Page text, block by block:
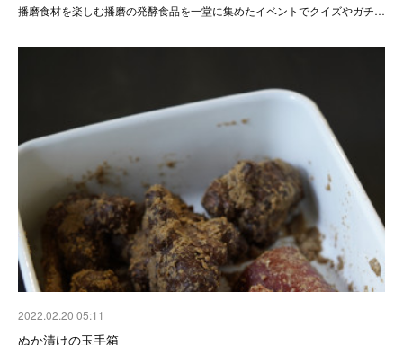
播磨食材を楽しむ播磨の発酵食品を一堂に集めたイベントでクイズやガチ…
2022.02.20 05:11
ぬか漬けの玉手箱